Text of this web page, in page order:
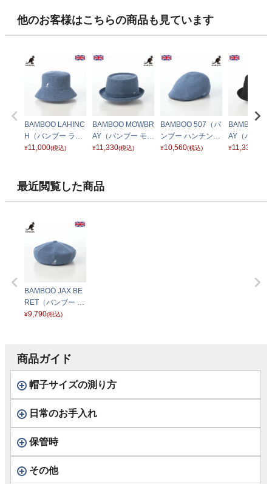
他のお客様はこちらの商品も見ています
BAMBOO LAHINC
H（バンブー ラヒ
ンチ） デニムブル
¥11,000(税込)
BAMBOO MOWBR
AY（バンブー モウ
ブレイ） デニムブ
¥11,330(税込)
BAMBOO 507（バ
ンブー ハンチン
グ） デニムブルー
¥10,560(税込)
BAMBOO
AY（バンブ
ブレイ） ブ
¥11,330
最近閲覧した商品
BAMBOO JAX BE
RET（バンブー ジ
ャックス ベレー）
¥9,790(税込)
商品ガイド
帽子サイズの測り方
日常のお手入れ
保管時
その他